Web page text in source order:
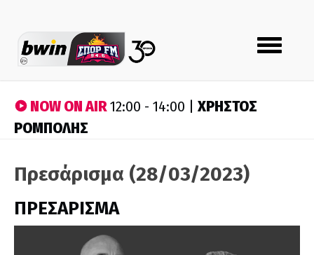
Toggle
navigation
NOW ON AIR12:00 - 14:00 | ΧΡΗΣΤΟΣ
ΡΟΜΠΟΛΗΣ
Πρεσάρισμα (28/03/2023)
ΠΡΕΣΑΡΙΣΜΑ